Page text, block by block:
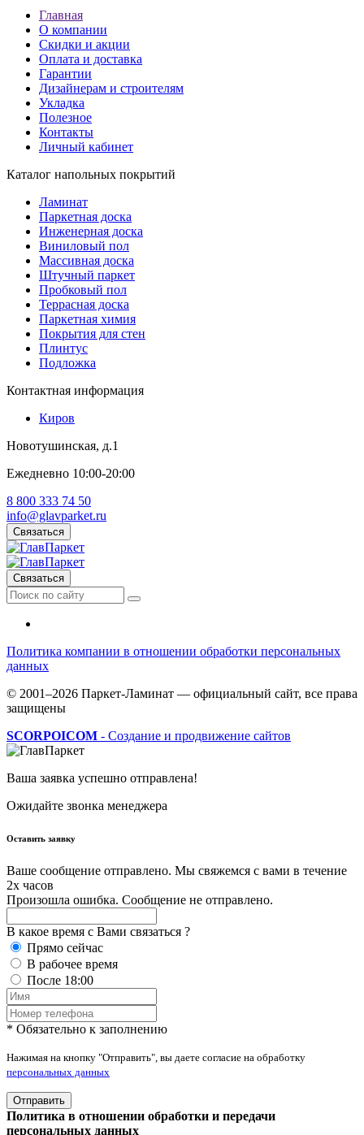
Главная
О компании
Скидки и акции
Оплата и доставка
Гарантии
Дизайнерам и строителям
Укладка
Полезное
Контакты
Личный кабинет
Каталог напольных покрытий
Ламинат
Паркетная доска
Инженерная доска
Виниловый пол
Массивная доска
Штучный паркет
Пробковый пол
Террасная доска
Паркетная химия
Покрытия для стен
Плинтус
Подложка
Контактная информация
Киров
Новотушинская, д.1
Ежедневно 10:00-20:00
8 800 333 74 50
info@glavparket.ru
Связаться
Связаться
Политика компании в отношении обработки персональных
данных
© 2001–2026 Паркет-Ламинат — официальный сайт, все права
защищены
SCORPOICOM - Создание и продвижение сайтов
Ваша заявка успешно отправлена!
Ожидайте звонка менеджера
Оставить заявку
Ваше сообщение отправлено. Мы свяжемся с вами в течение
2х часов
Произошла ошибка. Сообщение не отправлено.
В какое время с Вами связаться ?
Прямо сейчас
В рабочее время
После 18:00
* Обязательно к заполнению
Нажимая на кнопку "Отправить", вы даете согласие на обработку
персональных данных
Отправить
Политика в отношении обработки и передачи
персональных данных